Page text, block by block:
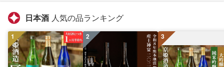
日本酒 人気の品ランキング
1 2 3